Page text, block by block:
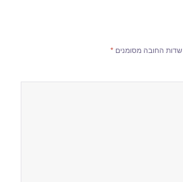
שדות החובה מסומנים*